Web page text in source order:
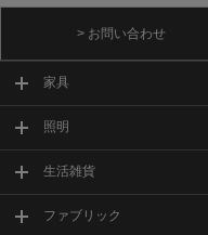
> お問い合わせ
家具
照明
生活雑貨
ファブリック